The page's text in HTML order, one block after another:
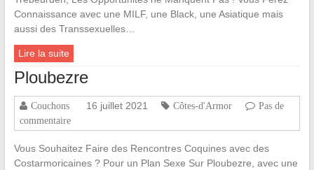
Connaissance avec une MILF, une Black, une Asiatique mais
aussi des Transsexuelles…
Lire la suite
Ploubezre
Couchons 16 juillet 2021 Côtes-d'Armor
Pas de
commentaire
Vous Souhaitez Faire des Rencontres Coquines avec des
Costarmoricaines ? Pour un Plan Sexe Sur Ploubezre, avec une